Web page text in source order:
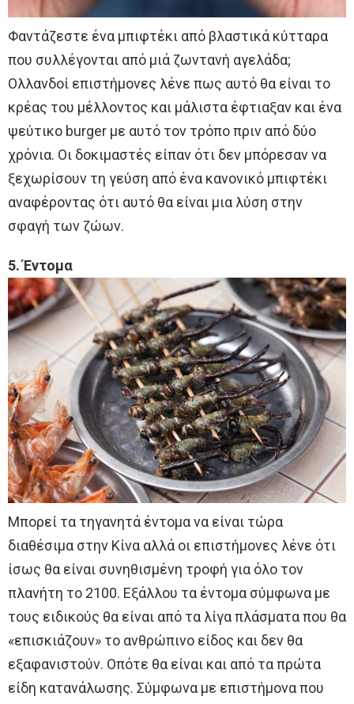
Φαντάζεστε ένα μπιφτέκι από βλαστικά κύτταρα
που συλλέγονται από μιά ζωντανή αγελάδα;
Ολλανδοί επιστήμονες λένε πως αυτό θα είναι το
κρέας του μέλλοντος και μάλιστα έφτιαξαν και ένα
ψεύτικο burger με αυτό τον τρόπο πριν από δύο
χρόνια. Οι δοκιμαστές είπαν ότι δεν μπόρεσαν να
ξεχωρίσουν τη γεύση από ένα κανονικό μπιφτέκι
αναφέροντας ότι αυτό θα είναι μια λύση στην
σφαγή των ζώων.
5. Έντομα
Μπορεί τα τηγανητά έντομα να είναι τώρα
διαθέσιμα στην Κίνα αλλά οι επιστήμονες λένε ότι
ίσως θα είναι συνηθισμένη τροφή για όλο τον
πλανήτη το 2100. Εξάλλου τα έντομα σύμφωνα με
τους ειδικούς θα είναι από τα λίγα πλάσματα που θα
«επισκιάζουν» το ανθρώπινο είδος και δεν θα
εξαφανιστούν. Οπότε θα είναι και από τα πρώτα
είδη κατανάλωσης. Σύμφωνα με επιστήμονα που